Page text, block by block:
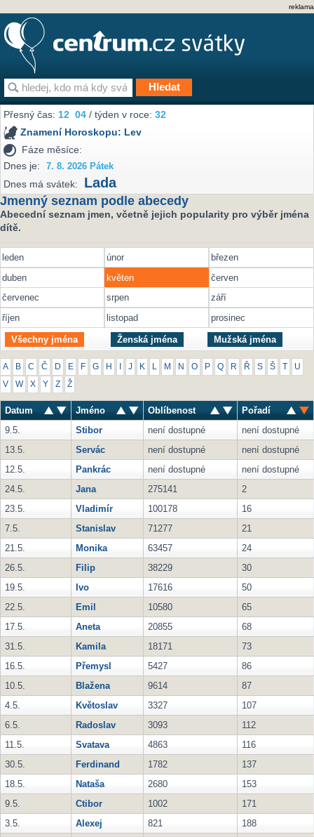
reklama
Přesný čas:12 04 / týden v roce:32
Znamení Horoskopu: Lev
Fáze měsíce:
Dnes je:
7. 8. 2026 Pátek
Dnes má svátek: Lada
Jmenný seznam podle abecedy
Abecední seznam jmen, včetně jejich popularity pro výběr jména
dítě.
leden únor
březen
duben
květen
červen
červenec
srpen
září
říjen
listopad prosinec
Všechny jména Ženská jména Mužská jména
A B C Č D E F G H J K M N O P Q R Ř S Š U
V W X Y Z Ž
Datum Jméno Oblíbenost
Pořadí
9.5.
Stibor není dostupné
není dostupné
13.5.
Servác není dostupné
není dostupné
12.5.
Pankrác není dostupné
není dostupné
24.5.
Jana 275141
2
23.5.
Vladimír 100178
16
7.5.
Stanislav 71277
21
21.5.
Monika 63457
24
26.5.
Filip 38229
30
19.5.
Ivo 17616
50
22.5.
Emil 10580
65
17.5.
Aneta 20855
68
31.5.
Kamila 18171
73
16.5.
Přemysl 5427
86
10.5.
Blažena 9614
87
4.5.
Květoslav 3327
107
6.5.
Radoslav 3093
112
11.5.
Svatava 4863
116
30.5.
Ferdinand 1782
137
18.5.
Nataša 2680
153
9.5.
Ctibor 1002
171
3.5.
Alexej 821
188